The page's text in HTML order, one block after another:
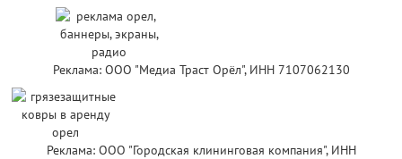
Реклама: ООО "Медиа Траст Орёл", ИНН 7107062130
Реклама: ООО "Городская клининговая компания", ИНН